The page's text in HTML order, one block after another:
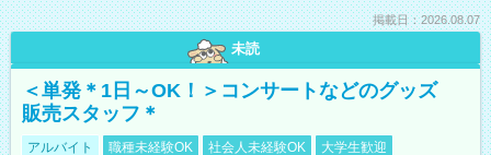
掲載日：2026.08.07
未読
＜単発＊1日～OK！＞コンサートなどのグッズ
販売スタッフ＊
アルバイト 職種未経験OK 社会人未経験OK
大学生歓迎